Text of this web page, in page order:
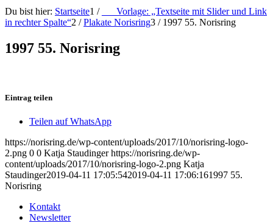
Du bist hier: Startseite1 /
___Vorlage: „Textseite mit Slider und Link
in rechter Spalte“2 / Plakate Norisring3 / 1997 55. Norisring
1997 55. Norisring
Eintrag teilen
Teilen auf WhatsApp
https://norisring.de/wp-content/uploads/2017/10/norisring-logo-
2.png 0 0 Katja Staudinger https://norisring.de/wp-
content/uploads/2017/10/norisring-logo-2.png Katja
Staudinger2019-04-11 17:05:542019-04-11 17:06:161997 55.
Norisring
Kontakt
Newsletter